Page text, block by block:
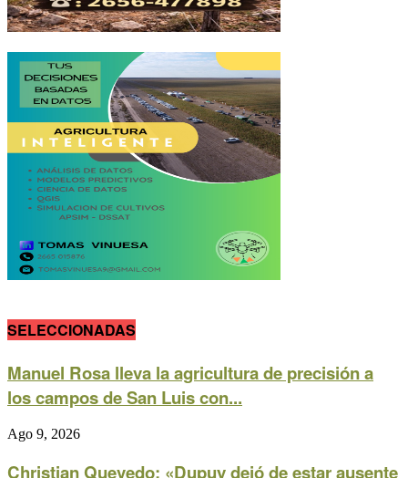
SELECCIONADAS
Manuel Rosa lleva la agricultura de precisión a
los campos de San Luis con...
Ago 9, 2026
Christian Quevedo: «Dupuy dejó de estar ausente